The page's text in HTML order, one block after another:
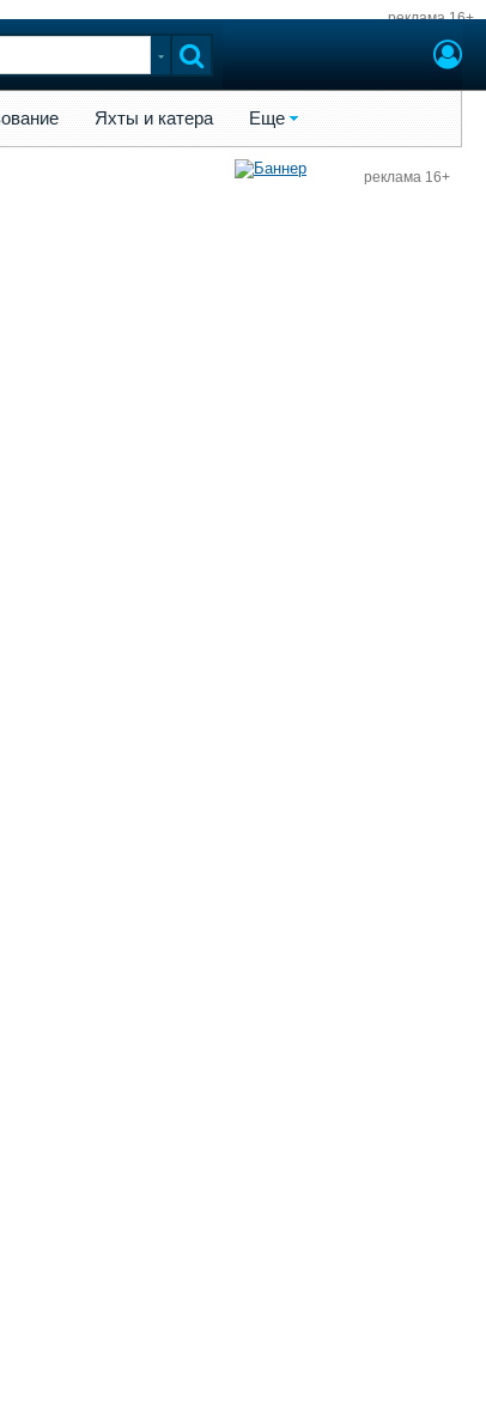
реклама 16+
Яхты и катера Еще
реклама 16+